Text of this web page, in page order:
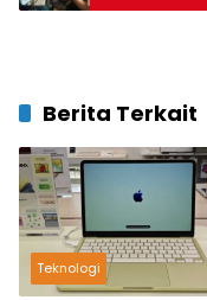
Berita Terkait
Teknologi